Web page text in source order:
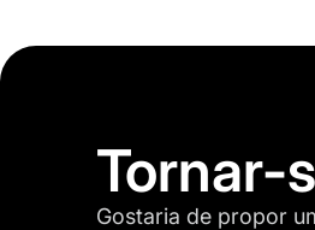
Tornar-
Gostaria de propor